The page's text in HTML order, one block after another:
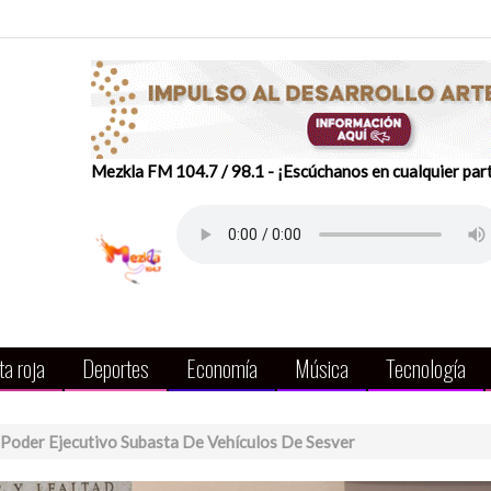
Mezkla FM 104.7 / 98.1 - ¡Escúchanos en cualquier
roja Deportes Economía Música Tecnología
Ejecutivo Subasta De Vehículos De Sesver